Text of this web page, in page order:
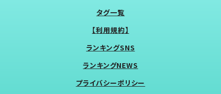
タグ一覧
【利用規約】
ランキングSNS
ランキングNEWS
プライバシーポリシー